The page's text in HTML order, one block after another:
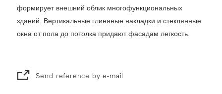
формирует внешний облик многофункциональных
зданий. Вертикальные глиняные накладки и стеклянные
окна от пола до потолка придают фасадам легкость.
Send reference by e-mail